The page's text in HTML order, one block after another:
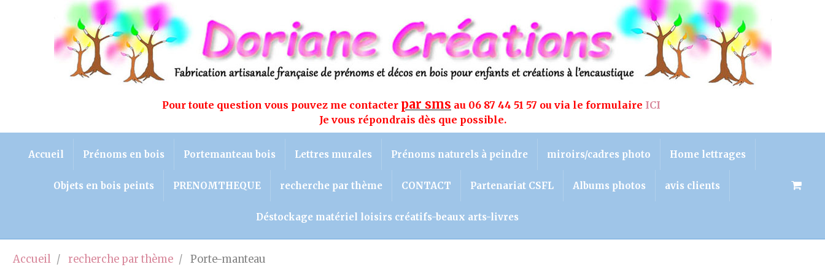
Pour toute question vous pouvez me contacter par sms au 06 87 44 51 57 ou via le formulaire ICI
Je vous répondrais dès que possible.
Accueil Prénoms en bois Portemanteau bois Lettres murales Prénoms naturels à peindre miroirs/cadres photo Home lettrages
Objets en bois peints PRENOMTHEQUE recherche par thème CONTACT Partenariat CSFL Albums photos avis clients
Déstockage matériel loisirs créatifs-beaux arts-livres
Accueil recherche par thème Porte-manteau